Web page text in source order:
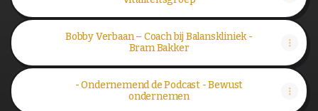
Bobby Verbaan – Coach bij Balanskliniek -
Bram Bakker
- Ondernemend de Podcast - Bewust
ondernemen